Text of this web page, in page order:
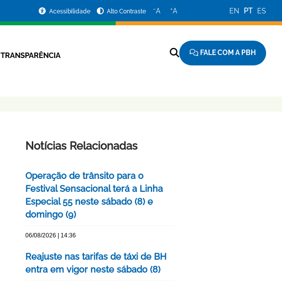
Acessibilidade Alto Contraste −A +A EN PT ES
TRANSPARÊNCIA FALE COM A PBH
Notícias Relacionadas
Operação de trânsito para o
Festival Sensacional terá a Linha
Especial 55 neste sábado (8) e
domingo (9)
06/08/2026 | 14:36
Reajuste nas tarifas de táxi de BH
entra em vigor neste sábado (8)